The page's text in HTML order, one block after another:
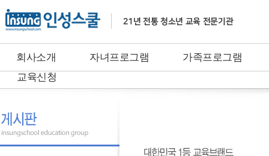
회사소개 자녀프로그램
가족프로그램
교육신청